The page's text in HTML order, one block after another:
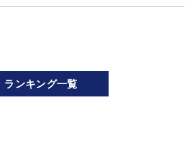
ランキング一覧